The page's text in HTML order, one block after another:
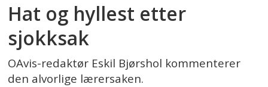
Hat og hyllest etter
sjokksak
OAvis-redaktør Eskil Bjørshol kommenterer
den alvorlige lærersaken.